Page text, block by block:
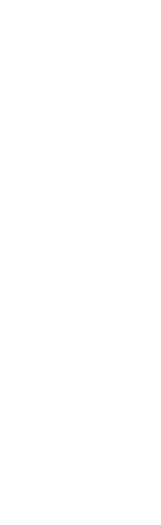
Las temperaturas
superarán los 30
Cataluña o Castilla-La
dejará chubascos
las cumbres
Según la predicción
septiembre, «las
cambios o algunos
En cuanto a las
noroeste y nordeste
«Las bajas presiones
cielos nubosos o
afectando a Galicia y
alguna tormenta
que indicó que las
área cantábrica y en
En las zonas de
nubosidad de tipo
chubascos
precipitación, algo